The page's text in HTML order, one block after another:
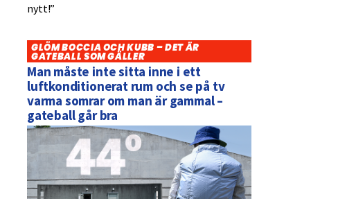
nytt!”
GLÖM BOCCIA OCH KUBB – DET ÄR
GATEBALL SOM GÄLLER
Man måste inte sitta inne i ett
luftkonditionerat rum och se på tv
varma somrar om man är gammal –
gateball går bra